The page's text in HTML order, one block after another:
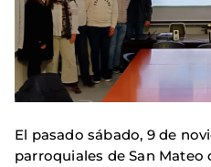
El pasado sábado, 9 de
parroquiales de San Mateo